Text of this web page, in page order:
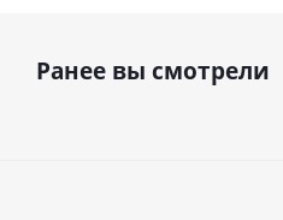
Ранее вы смотрели